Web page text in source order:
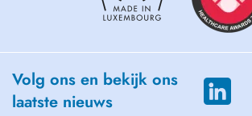
Volg ons en bekijk ons
laatste nieuws